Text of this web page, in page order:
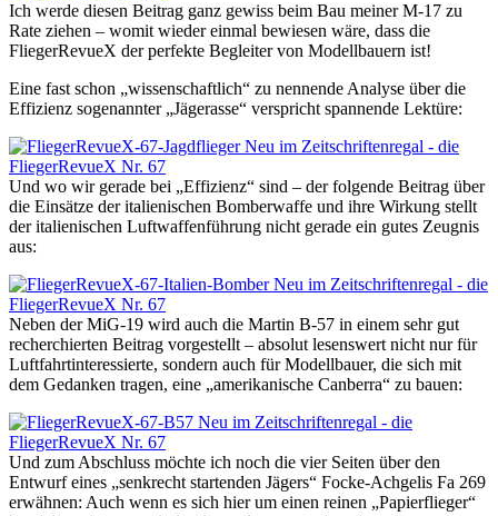
Ich werde diesen Beitrag ganz gewiss beim Bau meiner M-17 zu
Rate ziehen – womit wieder einmal bewiesen wäre, dass die
FliegerRevueX der perfekte Begleiter von Modellbauern ist!
Eine fast schon „wissenschaftlich“ zu nennende Analyse über die
Effizienz sogenannter „Jägerasse“ verspricht spannende Lektüre:
Und wo wir gerade bei „Effizienz“ sind – der folgende Beitrag über
die Einsätze der italienischen Bomberwaffe und ihre Wirkung stellt
der italienischen Luftwaffenführung nicht gerade ein gutes Zeugnis
aus:
Neben der MiG-19 wird auch die Martin B-57 in einem sehr gut
recherchierten Beitrag vorgestellt – absolut lesenswert nicht nur für
Luftfahrtinteressierte, sondern auch für Modellbauer, die sich mit
dem Gedanken tragen, eine „amerikanische Canberra“ zu bauen:
Und zum Abschluss möchte ich noch die vier Seiten über den
Entwurf eines „senkrecht startenden Jägers“ Focke-Achgelis Fa 269
erwähnen: Auch wenn es sich hier um einen reinen „Papierflieger“